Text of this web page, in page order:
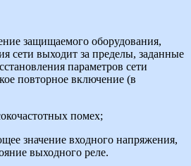
защищаемого оборудования,
сети выходит за пределы, заданные
параметров сети
повторное включение (в
помех;
значение входного напряжения,
выходного реле.